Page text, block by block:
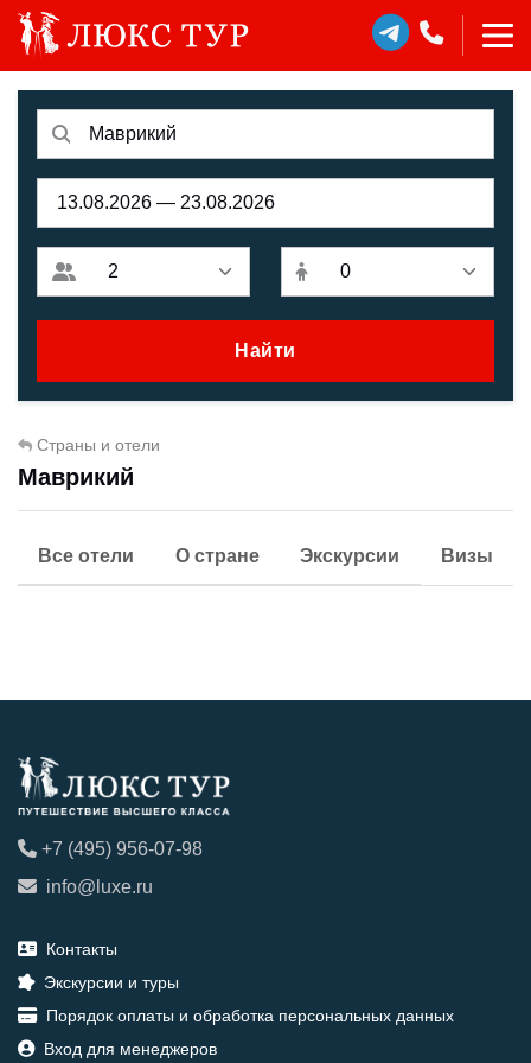
Найти
Страны и отели
Маврикий
Все отели О стране Экскурсии Визы
+7 (495) 956-07-98
info@luxe.ru
Контакты
Экскурсии и туры
Порядок оплаты и обработка персональных данных
Вход для менеджеров